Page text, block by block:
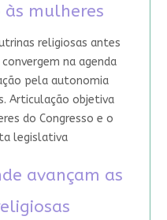
às mulheres
religiosas antes
convergem na agenda
pela autonomia
Articulação objetiva
do Congresso e o
legislativa
avançam as